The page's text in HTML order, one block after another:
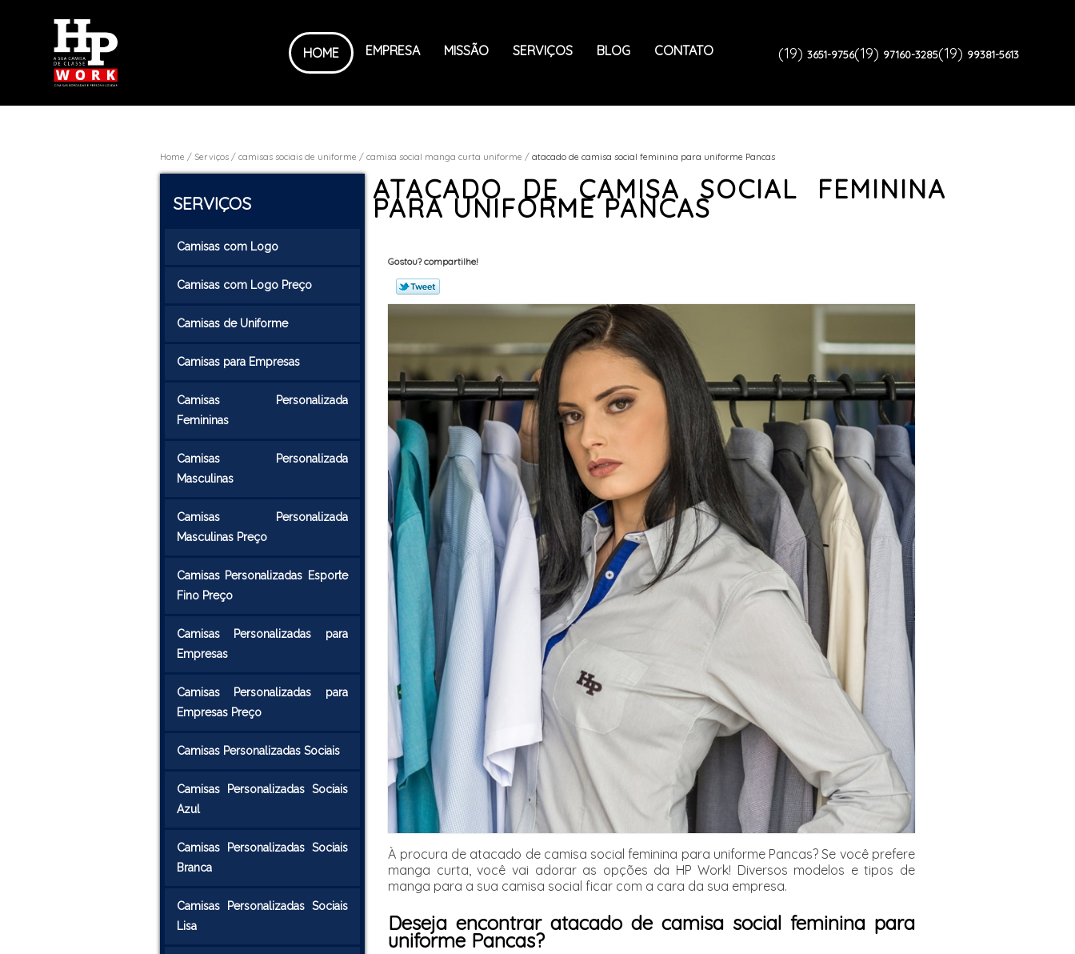
HOME EMPRESA MISSÃO SERVIÇOS BLOG CONTATO (19) 3651-9756(19) 97160-3285(19) 99381-5613
Home Serviços camisas sociais de uniforme camisa social manga curta uniforme atacado de camisa social feminina para uniforme Pancas
SERVIÇOS
Camisas com Logo
Camisas com Logo Preço
Camisas de Uniforme
Camisas para Empresas
Camisas Personalizada
Femininas
Camisas Personalizada
Masculinas
Camisas Personalizada
Masculinas Preço
Camisas Personalizadas Esporte
Fino Preço
Camisas Personalizadas para
Empresas
Camisas Personalizadas para
Empresas Preço
Camisas Personalizadas Sociais
Camisas Personalizadas Sociais
Azul
Camisas Personalizadas Sociais
Branca
Camisas Personalizadas Sociais
Lisa
ATACADO DE CAMISA SOCIAL FEMININA
PARA UNIFORME PANCAS
Gostou? compartilhe!
À procura de atacado de camisa social feminina para uniforme Pancas? Se você prefere
manga curta, você vai adorar as opções da HP Work! Diversos modelos e tipos de
manga para a sua camisa social ficar com a cara da sua empresa.
Deseja encontrar atacado de camisa social feminina para
uniforme Pancas?